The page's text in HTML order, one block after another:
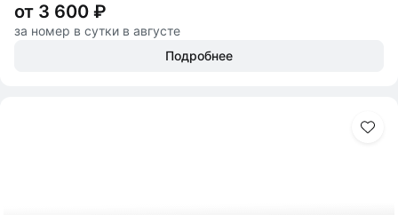
от 3 600 ₽
за номер в сутки в августе
Подробнее